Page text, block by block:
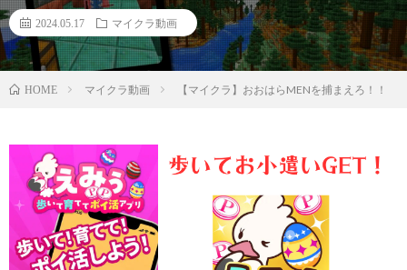
2024.05.17 マイクラ動画
HOME マイクラ動画 【マイクラ】おおはらMENを捕まえろ！！